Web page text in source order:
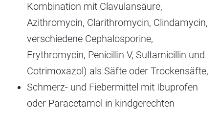
Kombination mit Clavulansäure,
Azithromycin, Clarithromycin, Clindamycin,
verschiedene Cephalosporine,
Erythromycin, Penicillin V, Sultamicillin und
Cotrimoxazol) als Säfte oder Trockensäfte,
Schmerz- und Fiebermittel mit Ibuprofen
oder Paracetamol in kindgerechten